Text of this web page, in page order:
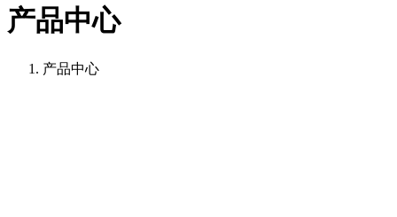
产品中心
产品中心